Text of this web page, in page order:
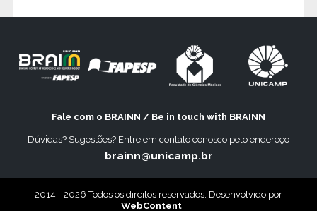
Fale com o BRAINN / Be in touch with BRAINN
Dúvidas? Sugestões? Entre em contato conosco pelo endereço
brainn@unicamp.br
2014 - 2026 Todos os direitos reservados. Desenvolvido por
WebContent